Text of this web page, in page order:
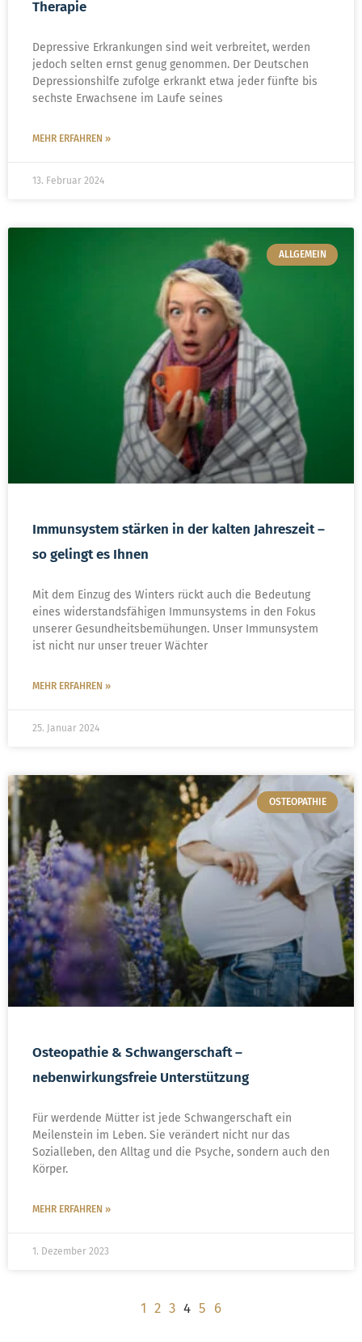
Therapie
Depressive Erkrankungen sind weit verbreitet, werden
jedoch selten ernst genug genommen. Der Deutschen
Depressionshilfe zufolge erkrankt etwa jeder fünfte bis
sechste Erwachsene im Laufe seines
MEHR ERFAHREN »
13. Februar 2024
ALLGEMEIN
Immunsystem stärken in der kalten Jahreszeit –
so gelingt es Ihnen
Mit dem Einzug des Winters rückt auch die Bedeutung
eines widerstandsfähigen Immunsystems in den Fokus
unserer Gesundheitsbemühungen. Unser Immunsystem
ist nicht nur unser treuer Wächter
MEHR ERFAHREN »
25. Januar 2024
OSTEOPATHIE
Osteopathie & Schwangerschaft –
nebenwirkungsfreie Unterstützung
Für werdende Mütter ist jede Schwangerschaft ein
Meilenstein im Leben. Sie verändert nicht nur das
Sozialleben, den Alltag und die Psyche, sondern auch den
Körper.
MEHR ERFAHREN »
1. Dezember 2023
1 2 3 4 5 6